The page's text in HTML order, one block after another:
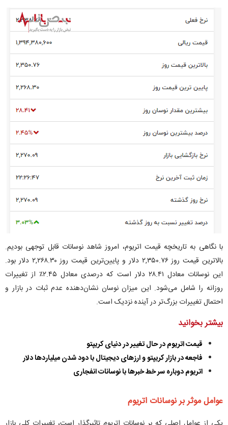
با نگاهی به تاریخچه قیمت اتریوم، امروز شاهد نوسانات قابل توجهی بودیم.
بالاترین قیمت روز ۲,۳۵۰.۷۶ دلار و پایین‌ترین قیمت روز ۲,۲۶۸.۳۰ دلار بود.
این نوسانات معادل ۲۸.۴۱ دلار است که درصدی معادل ۲.۴۵٪ از تغییرات
روزانه را شامل می‌شود. این میزان نوسان نشان‌دهنده عدم ثبات در بازار و
احتمال تغییرات بزرگ‌تر در آینده نزدیک است.
بیشتر بخوانید
قیمت اتریوم در حال تغییر در دنیای کریپتو
فاجعه در بازار کریپتو و ارز‌های دیجیتال با دود شدن میلیارد‌ها دلار
اتریوم دوباره سر خط خبر‌ها با نوسانات انفجاری
عوامل موثر بر نوسانات اتریوم